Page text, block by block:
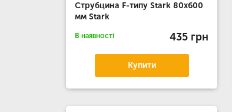
Струбцина F-типу Stark 80x600
мм Stark
В наявності 435 грн
Купити